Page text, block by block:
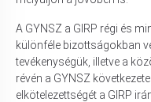
A GYNSZ a GIRP régi és
különféle bizottságokban
tevékenységük, illetve a
révén a GYNSZ
elkötelezettségét a GIRP